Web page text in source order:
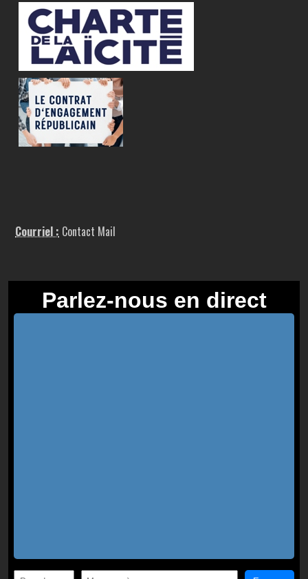
Courriel : Contact Mail